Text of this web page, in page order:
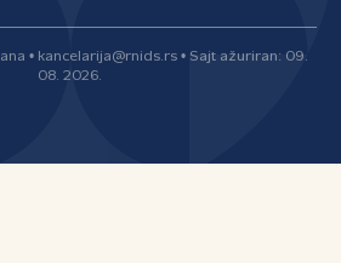
• kancelarija@rnids.rs • Sajt ažuriran: 09.
08. 2026.